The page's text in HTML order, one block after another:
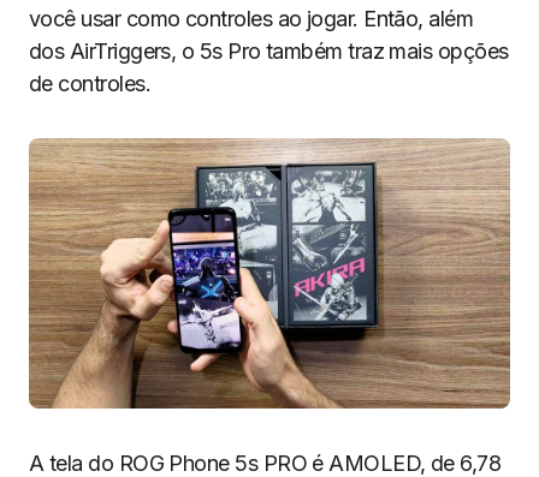
você usar como controles ao jogar. Então, além
dos AirTriggers, o 5s Pro também traz mais opções
de controles.
A tela do ROG Phone 5s PRO é AMOLED, de 6,78